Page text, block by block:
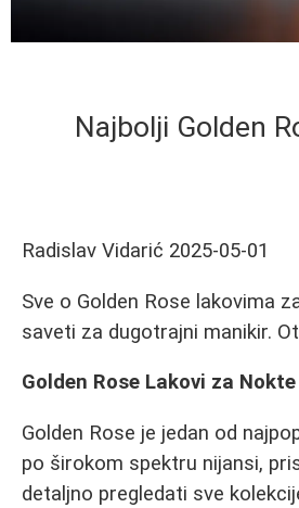
Najbolji Golden
Radislav Vidarić 2025-05-01
Sve o Golden Rose lakovima
saveti za dugotrajni manikir.
Golden Rose Lakovi za
Golden Rose je jedan od
po širokom spektru nijansi,
detaljno pregledati sve